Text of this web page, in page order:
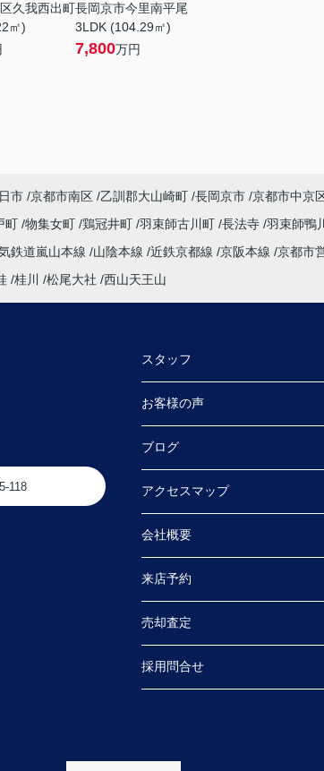
久我西出町
㎡)
長岡京市今里南平尾
3LDK (104.29㎡)
7,800万円
市 京都市南区 乙訓郡大山崎町 長岡京市 京都市中京
町 物集女町 鶏冠井町 羽束師古川町 長法寺 羽束師鴨
鉄道嵐山本線 山陰本線 近鉄京都線 京阪本線 京都市
桂川 松尾大社 西山天王山
118
スタッフ
お客様の声
ブログ
アクセスマップ
会社概要
来店予約
売却査定
採用問合せ